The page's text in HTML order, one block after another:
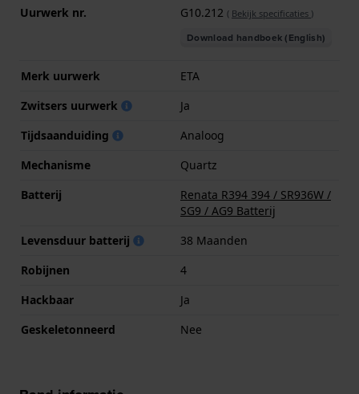
Uurwerk nr. G10.212 ( Bekijk specificaties )
Download handboek (English)
Merk uurwerk
ETA
Zwitsers uurwerk
Ja
Tijdsaanduiding
Analoog
Mechanisme
Quartz
Batterij
Renata R394 394 / SR936W /
SG9 / AG9 Batterij
Levensduur batterij
38 Maanden
Robijnen
4
Hackbaar
Ja
Geskeletonneerd
Nee